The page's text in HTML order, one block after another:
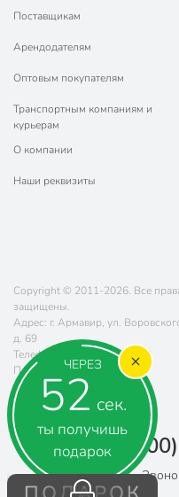
ЧЕРЕЗ
50 сек.
ты получишь
подарок
Поставщикам
Арендодателям
Оптовым покупателям
Транспортным компаниям и
курьерам
О компании
Наши реквизиты
Copyright © 2011-2026. Все
защищены.
Адрес: г. Армавир, ул.
д. 69
Телефон:
8 (800) 770-77-06
Почта:
sales@poryadok.ru
8